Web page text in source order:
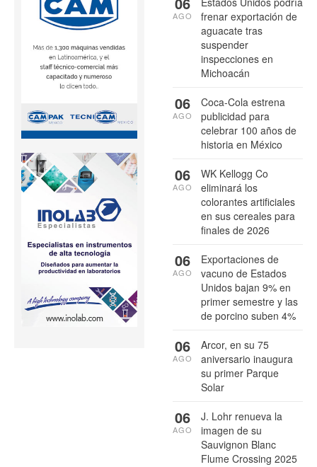
frenar exportación de
aguacate tras
suspender
inspecciones en
Michoacán
AGO
Coca-Cola estrena
publicidad para
celebrar 100 años de
historia en México
06
AGO
WK Kellogg Co
eliminará los
colorantes artificiales
en sus cereales para
finales de 2026
06
AGO
Exportaciones de
vacuno de Estados
Unidos bajan 9% en
primer semestre y las
de porcino suben 4%
06
AGO
Arcor, en su 75
aniversario inaugura
su primer Parque
Solar
06
AGO
J. Lohr renueva la
imagen de su
Sauvignon Blanc
Flume Crossing 2025
06
AGO